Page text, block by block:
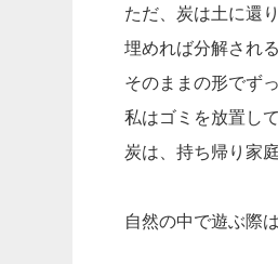
ただ、炭は土に還
埋めれば分解され
そのままの形でず
私はゴミを放置し
炭は、持ち帰り家
自然の中で遊ぶ際